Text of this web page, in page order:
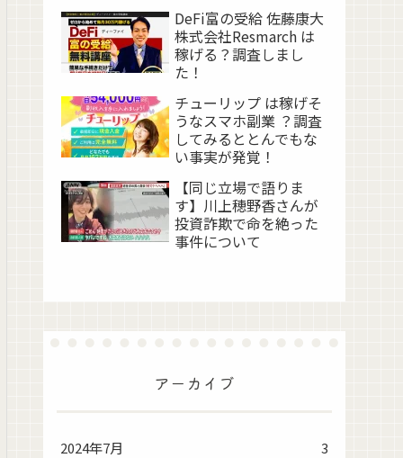
DeFi富の受給 佐藤康大
株式会社Resmarch は
稼げる？調査しまし
た！
チューリップ は稼げそ
うなスマホ副業 ？調査
してみるととんでもな
い事実が発覚！
【同じ立場で語りま
す】川上穂野香さんが
投資詐欺で命を絶った
事件について
アーカイブ
2024年7月 3